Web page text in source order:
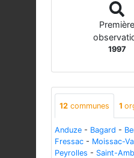
Première
1997
12 communes 1
Anduze - Bagard -
Fressac - Moissac-
Peyrolles - Saint-